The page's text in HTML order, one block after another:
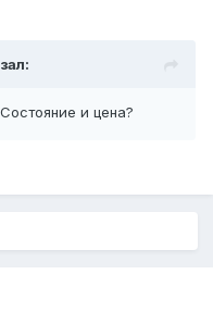
и цена?